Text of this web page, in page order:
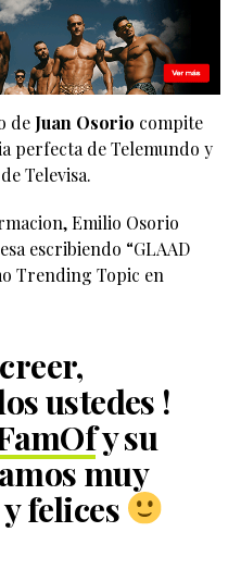
deJuan Osorio compite
perfecta de Telemundo y
Televisa.
Emilio Osorio
escribiendo “GLAAD
Trending Topic en
ustedes !
y su
muy
felices